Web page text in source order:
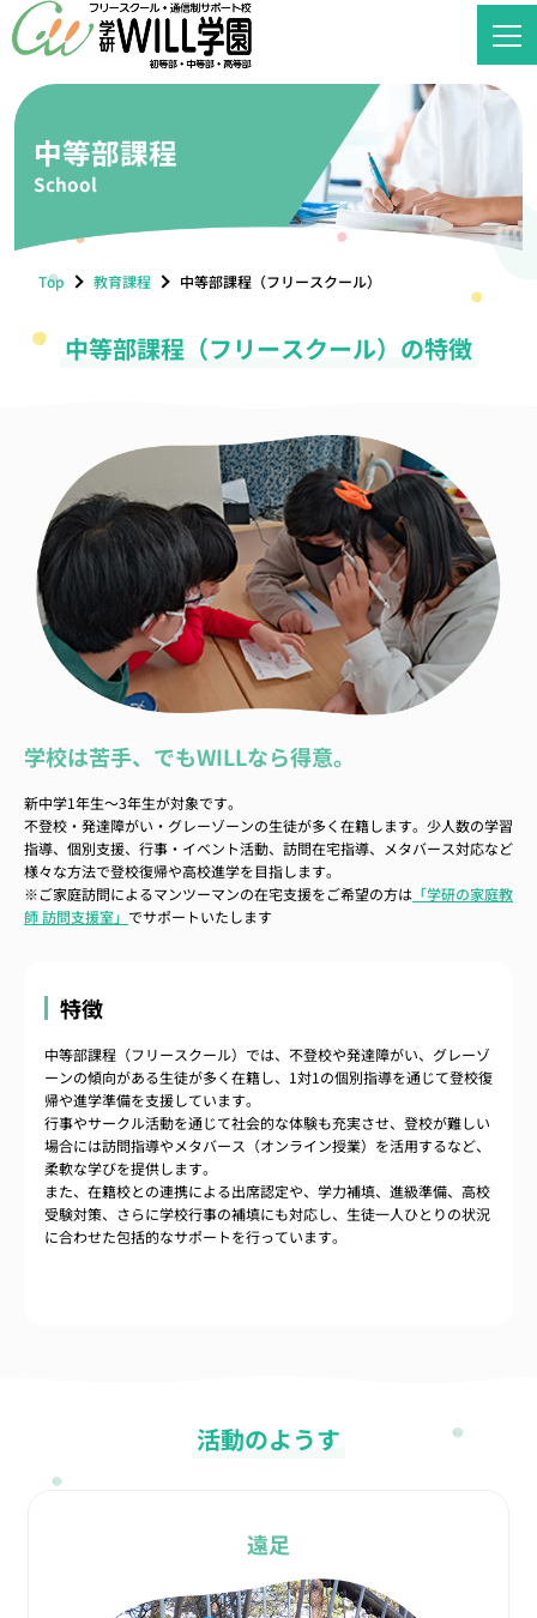
中等部課程
School
Top 教育課程 中等部課程（フリースクール）
中等部課程（フリースクール）の特徴
学校は苦手、でもWILLなら得意。
新中学1年生～3年生が対象です。
不登校・発達障がい・グレーゾーンの生徒が多く在籍します。少人数の学習
指導、個別支援、行事・イベント活動、訪問在宅指導、メタバース対応など
様々な方法で登校復帰や高校進学を目指します。
※ご家庭訪問によるマンツーマンの在宅支援をご希望の方は 「学研の家庭教
師 訪問支援室」 でサポートいたします
特徴
中等部課程（フリースクール）では、不登校や発達障がい、グレーゾ
ーンの傾向がある生徒が多く在籍し、1対1の個別指導を通じて登校復
帰や進学準備を支援しています。
行事やサークル活動を通じて社会的な体験も充実させ、登校が難しい
場合には訪問指導やメタバース（オンライン授業）を活用するなど、
柔軟な学びを提供します。
また、在籍校との連携による出席認定や、学力補填、進級準備、高校
受験対策、さらに学校行事の補填にも対応し、生徒一人ひとりの状況
に合わせた包括的なサポートを行っています。
活動のようす
遠足